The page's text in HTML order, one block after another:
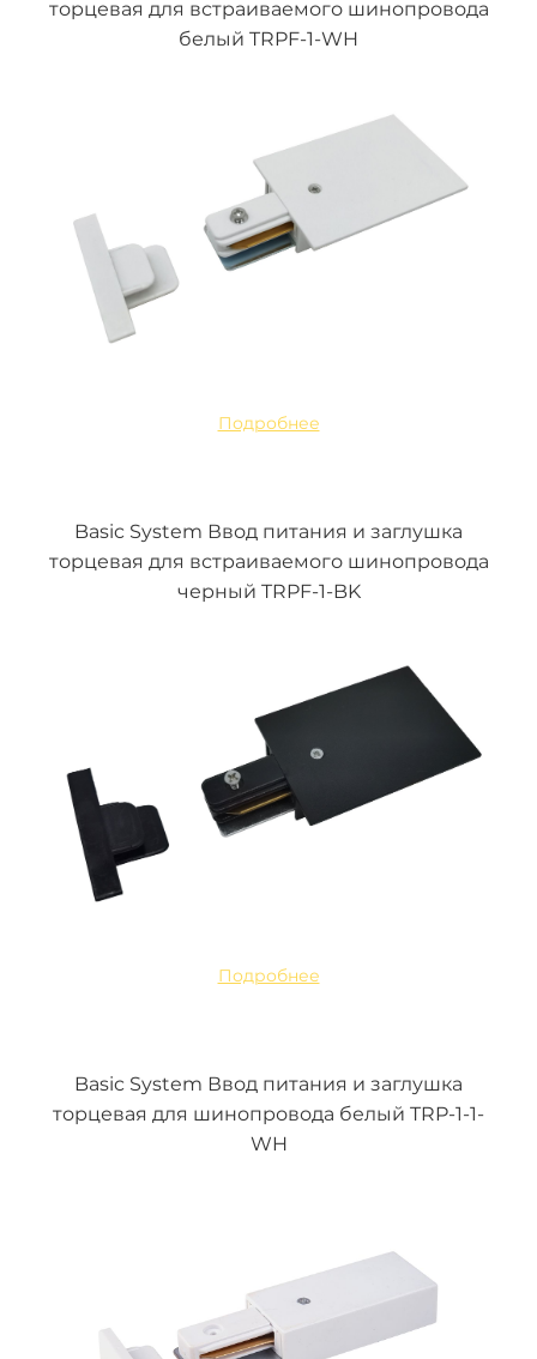
торцевая для встраиваемого шинопровода
белый TRPF-1-WH
Подробнее
Basic System Ввод питания и заглушка
торцевая для встраиваемого шинопровода
черный TRPF-1-BK
Подробнее
Basic System Ввод питания и заглушка
торцевая для шинопровода белый TRP-1-1-
WH